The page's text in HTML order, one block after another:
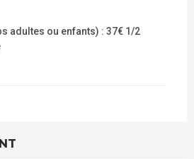
adultes ou enfants) : 37€ 1/2